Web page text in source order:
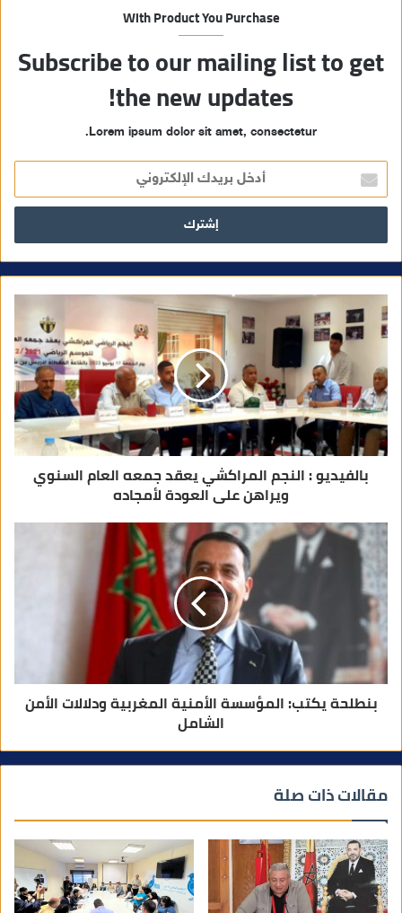
With Product You Purchase
Subscribe to our mailing list to get
the new updates!
Lorem ipsum dolor sit amet, consectetur.
خ
ل
ر
ا
ل
إ
ل
ت
ر
و
ن
ي
بالفيديو : النجم المراكشي يعقد جمعه العام السنوي
ويراهن على العودة لأمجاده
بنطلحة يكتب: المؤسسة الأمنية المغربية ودلالات الأمن
الشامل
مقالات ذات صلة